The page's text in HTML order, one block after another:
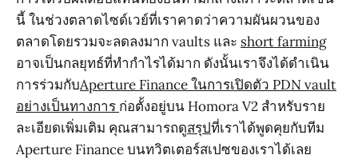
นี้ ในช่วงตลาดไซด์เวย์ที่เราคาดว่าความผันผวนของ
ตลาดโดยรวมจะลดลงมาก vaults และ short farming
อาจเป็นกลยุทธ์ที่ทำกำไรได้มาก ดังนั้นเราจึงได้ดำเนิน
การร่วมกับAperture Finance ในการเปิดตัว PDN vault
อย่างเป็นทางการ ก่อตั้งอยู่บน Homora V2 สำหรับราย
ละเอียดเพิ่มเติม คุณสามารถดูสรุปที่เราได้พูดคุยกับทีม
Aperture Finance บนทวิตเตอร์สเปซของเราได้เลย